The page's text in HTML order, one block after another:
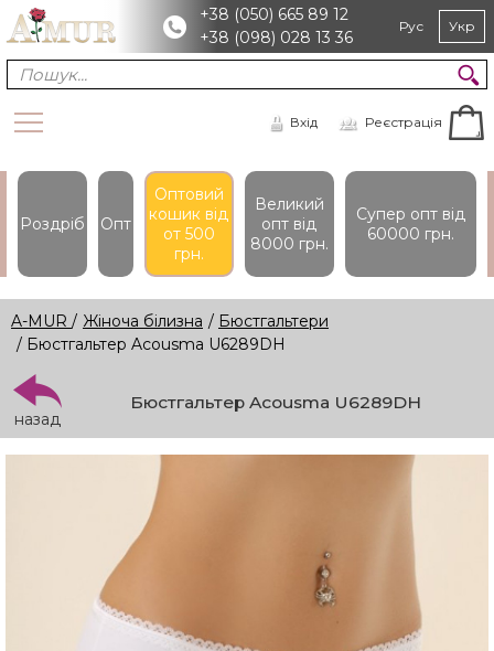
+38 (050) 665 89 12
+38 (098) 028 13 36
Рус Укр
Вхід Реєстрація
Роздріб Опт
Оптовий
кошик вiд
от 500
грн.
Великий
опт вiд
8000 грн.
Супер опт вiд
60000 грн.
A-MUR / Жіноча білизна / Бюстгальтери
/ Бюстгальтер Acousma U6289DH
назад
Бюстгальтер Acousma U6289DH